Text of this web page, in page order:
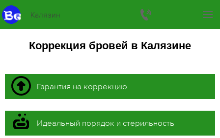
Калязин
Коррекция бровей в Калязине
Гарантия на коррекцию
Идеальный порядок и стерильность